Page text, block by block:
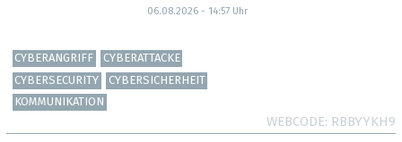
06.08.2026 - 14:57Uhr
CYBERANGRIFF
CYBERATTACKE
CYBERSECURITY
CYBERSICHERHEIT
KOMMUNIKATION
WEBCODE RBBYYKH9